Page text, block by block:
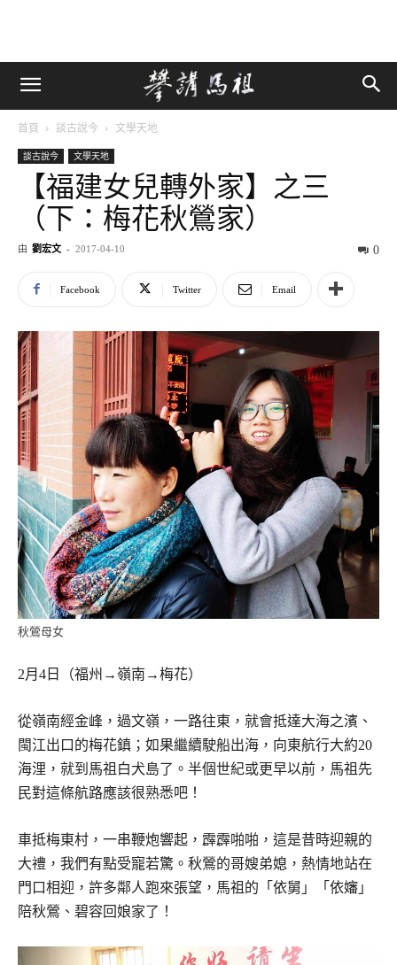
首頁 談古說今 文學天地
談古說今 文學天地
【福建女兒轉外家】之三
（下：梅花秋鶯家）
由 劉宏文 - 2017-04-10 0
Facebook Twitter Email
秋鶯母女
2月4日（福州→嶺南→梅花）
從嶺南經金峰，過文嶺，一路往東，就會抵達大海之濱、
閩江出口的梅花鎮；如果繼續駛船出海，向東航行大約20
海浬，就到馬祖白犬島了。半個世紀或更早以前，馬祖先
民對這條航路應該很熟悉吧！
車抵梅東村，一串鞭炮響起，霹霹啪啪，這是昔時迎親的
大禮，我們有點受寵若驚。秋鶯的哥嫂弟媳，熱情地站在
門口相迎，許多鄰人跑來張望，馬祖的「依舅」「依嬸」
陪秋鶯、碧容回娘家了！